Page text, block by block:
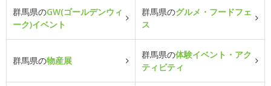
群馬県のGW(ゴールデンウィ
ーク)イベント
群馬県のグルメ・フードフェ
ス
群馬県の物産展
群馬県の体験イベント・アク
ティビティ